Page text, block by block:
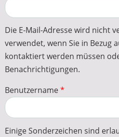
Die E-Mail-Adresse wird nicht
verwendet, wenn Sie in Bezug
kontaktiert werden müssen
Benachrichtigungen.
Benutzername
Einige Sonderzeichen sind